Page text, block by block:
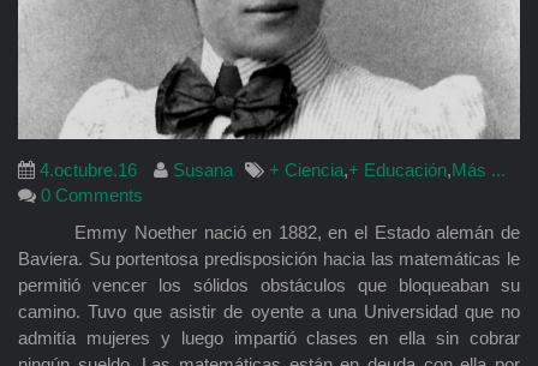
4.octubre.16 Susana + Ciencia,+ Educación,Más ...
0 Comments
Emmy Noether nació en 1882, en el Estado alemán de
Baviera. Su portentosa predisposición hacia las matemáticas le
permitió vencer los sólidos obstáculos que bloqueaban su
camino. Tuvo que asistir de oyente a una Universidad que no
admitía mujeres y luego impartió clases en ella sin cobrar